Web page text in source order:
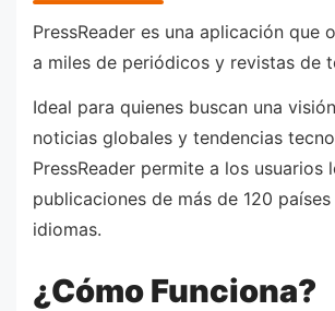
PressReader es una aplicación que
a miles de periódicos y revistas de
Ideal para quienes buscan una
noticias globales y tendencias
PressReader permite a los usuarios
publicaciones de más de 120
idiomas.
¿Cómo Funciona?